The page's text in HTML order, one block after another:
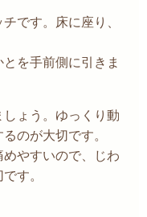
です。床に座り、
を手前側に引きま
ょう。ゆっくり動
のが大切です。
やすいので、じわ
す。